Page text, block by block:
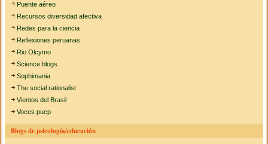
Puente aéreo
Recursos diversidad afectiva
Redes para la ciencia
Reflexiones peruanas
Rio Olcymo
Science blogs
Sophimania
The social rationalist
Vientos del Brasil
Voces pucp
Blogs de psicología/educación